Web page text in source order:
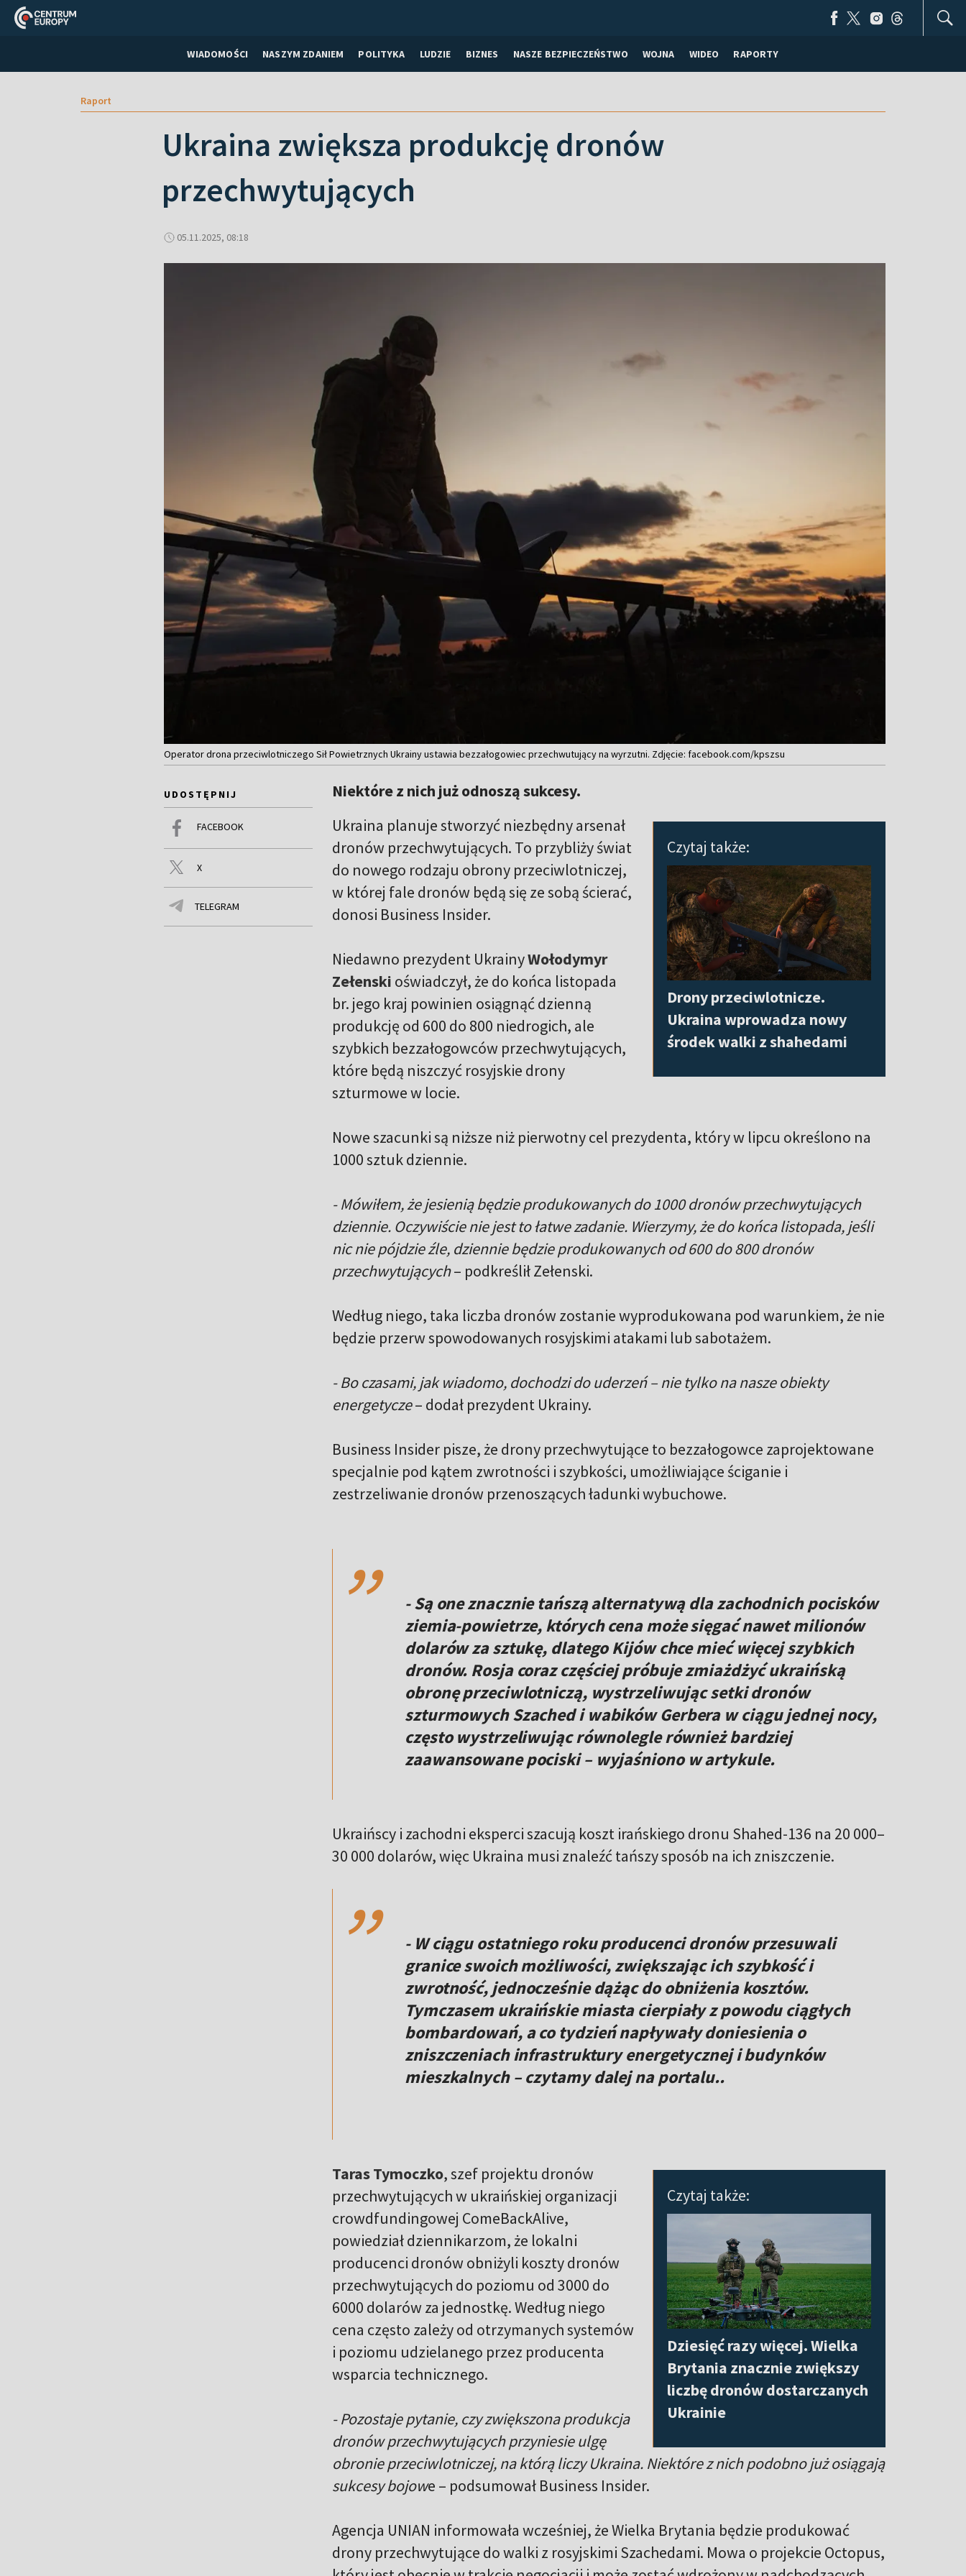
WIADOMOŚCI NASZYM ZDANIEM POLITYKA LUDZIE BIZNES NASZE BEZPIECZEŃSTWO WOJNA WIDEO RAPORTY
Raport
Ukraina zwiększa produkcję dronów
przechwytujących
05.11.2025, 08:18
Operator drona przeciwlotniczego Sił Powietrznych Ukrainy ustawia bezzałogowiec przechwutujący na wyrzutni. Zdjęcie: facebook.com/kpszsu
UDOSTĘPNIJ
FACEBOOK
X
TELEGRAM
Niektóre z nich już odnoszą sukcesy.
Czytaj także:
Drony przeciwlotnicze.
Ukraina wprowadza nowy
środek walki z shahedami
Ukraina planuje stworzyć niezbędny arsenał
dronów przechwytujących. To przybliży świat
do nowego rodzaju obrony przeciwlotniczej,
w której fale dronów będą się ze sobą ścierać,
donosi Business Insider.
Niedawno prezydent UkrainyWołodymyr
Zełenski oświadczył, że do końca listopada
br. jego kraj powinien osiągnąć dzienną
produkcję od 600 do 800 niedrogich, ale
szybkich bezzałogowców przechwytujących,
które będą niszczyć rosyjskie drony
szturmowe w locie.
Nowe szacunki są niższe niż pierwotny cel prezydenta, który w lipcu określono na
1000 sztuk dziennie.
- Mówiłem, że jesienią będzie produkowanych do 1000 dronów przechwytujących
dziennie. Oczywiście nie jest to łatwe zadanie. Wierzymy, że do końca listopada, jeśli
nic nie pójdzie źle, dziennie będzie produkowanych od 600 do 800 dronów
przechwytujących– podkreślił Zełenski.
Według niego, taka liczba dronów zostanie wyprodukowana pod warunkiem, że nie
będzie przerw spowodowanych rosyjskimi atakami lub sabotażem.
- Bo czasami, jak wiadomo, dochodzi do uderzeń – nie tylko na nasze obiekty
energetycze– dodał prezydent Ukrainy.
Business Insider pisze, że drony przechwytujące to bezzałogowce zaprojektowane
specjalnie pod kątem zwrotności i szybkości, umożliwiające ściganie i
zestrzeliwanie dronów przenoszących ładunki wybuchowe.
,,
- Są one znacznie tańszą alternatywą dla zachodnich pocisków
ziemia-powietrze, których cena może sięgać nawet milionów
dolarów za sztukę, dlatego Kijów chce mieć więcej szybkich
dronów. Rosja coraz częściej próbuje zmiażdżyć ukraińską
obronę przeciwlotniczą, wystrzeliwując setki dronów
szturmowych Szached i wabików Gerbera w ciągu jednej nocy,
często wystrzeliwując równolegle również bardziej
zaawansowane pociski – wyjaśniono w artykule.
Ukraińscy i zachodni eksperci szacują koszt irańskiego dronu Shahed-136 na 20 000–
30 000 dolarów, więc Ukraina musi znaleźć tańszy sposób na ich zniszczenie.
,,
- W ciągu ostatniego roku producenci dronów przesuwali
granice swoich możliwości, zwiększając ich szybkość i
zwrotność, jednocześnie dążąc do obniżenia kosztów.
Tymczasem ukraińskie miasta cierpiały z powodu ciągłych
bombardowań, a co tydzień napływały doniesienia o
zniszczeniach infrastruktury energetycznej i budynków
mieszkalnych – czytamy dalej na portalu..
Czytaj także:
Dziesięć razy więcej. Wielka
Brytania znacznie zwiększy
liczbę dronów dostarczanych
Ukrainie
Taras Tymoczko, szef projektu dronów
przechwytujących w ukraińskiej organizacji
crowdfundingowej ComeBackAlive,
powiedział dziennikarzom, że lokalni
producenci dronów obniżyli koszty dronów
przechwytujących do poziomu od 3000 do
6000 dolarów za jednostkę. Według niego
cena często zależy od otrzymanych systemów
i poziomu udzielanego przez producenta
wsparcia technicznego.
- Pozostaje pytanie, czy zwiększona produkcja
dronów przechwytujących przyniesie ulgę
obronie przeciwlotniczej, na którą liczy Ukraina. Niektóre z nich podobno już osiągają
sukcesy bojowe – podsumował Business Insider.
Agencja UNIAN informowała wcześniej, że Wielka Brytania będzie produkować
drony przechwytujące do walki z rosyjskimi Szachedami. Mowa o projekcie Octopus,